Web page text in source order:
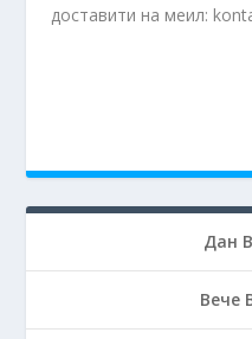
доставити на меил:
Дан
Вече